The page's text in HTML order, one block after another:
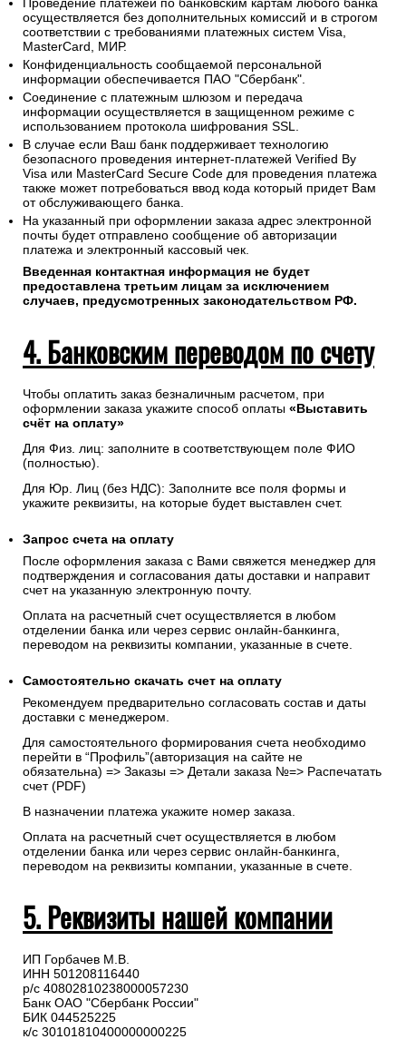
Проведение платежей по банковским картам любого банка
осуществляется без дополнительных комиссий и в строгом
соответствии с требованиями платежных систем Visa,
MasterCard, МИР.
Конфиденциальность сообщаемой персональной
информации обеспечивается ПАО "Сбербанк".
Соединение с платежным шлюзом и передача
информации осуществляется в защищенном режиме с
использованием протокола шифрования SSL.
В случае если Ваш банк поддерживает технологию
безопасного проведения интернет-платежей Verified By
Visa или MasterCard Secure Code для проведения платежа
также может потребоваться ввод кода который придет Вам
от обслуживающего банка.
На указанный при оформлении заказа адрес электронной
почты будет отправлено сообщение об авторизации
платежа и электронный кассовый чек.
Введенная контактная информация не будет
предоставлена третьим лицам за исключением
случаев, предусмотренных законодательством РФ.
4. Банковским переводом по счету
Чтобы оплатить заказ безналичным расчетом, при
оформлении заказа укажите способ оплаты «Выставить
счёт на оплату»
Для Физ. лиц: заполните в соответствующем поле ФИО
(полностью).
Для Юр. Лиц (без НДС): Заполните все поля формы и
укажите реквизиты, на которые будет выставлен счет.
Запрос счета на оплату
После оформления заказа с Вами свяжется менеджер для
подтверждения и согласования даты доставки и направит
счет на указанную электронную почту.
Оплата на расчетный счет осуществляется в любом
отделении банка или через сервис онлайн-банкинга,
переводом на реквизиты компании, указанные в счете.
Самостоятельно скачать счет на оплату
Рекомендуем предварительно согласовать состав и даты
доставки с менеджером.
Для самостоятельного формирования счета необходимо
перейти в “Профиль”(авторизация на сайте не
обязательна) => Заказы => Детали заказа №=> Распечатать
счет (PDF)
В назначении платежа укажите номер заказа.
Оплата на расчетный счет осуществляется в любом
отделении банка или через сервис онлайн-банкинга,
переводом на реквизиты компании, указанные в счете.
5. Реквизиты нашей компании
ИП Горбачев М.В.
ИНН 501208116440
р/с 40802810238000057230
Банк ОАО "Сбербанк России"
БИК 044525225
к/с 30101810400000000225